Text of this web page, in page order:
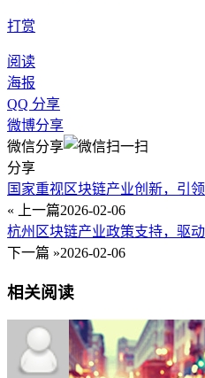
打赏
阅读
海报
QQ 分享
微博分享
微信分享
分享
国家重视区块链产业创新，引
« 上一篇2026-02-06
杭州区块链产业政策支持，驱
下一篇 »2026-02-06
相关阅读